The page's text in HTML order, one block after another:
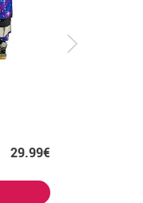
29.99€